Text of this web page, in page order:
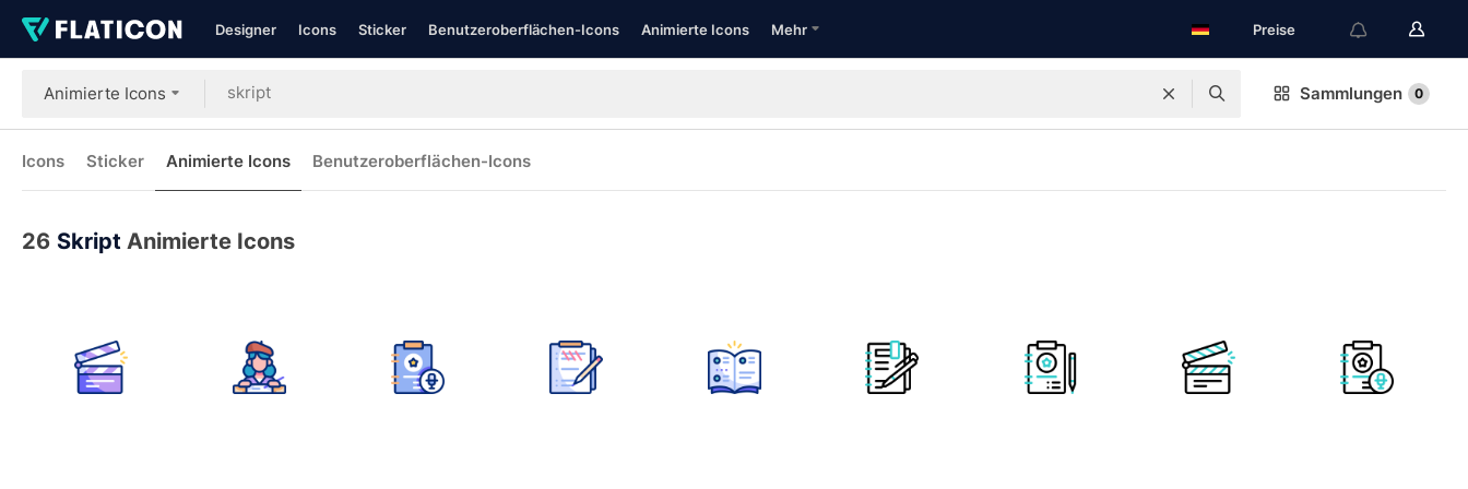
Designer Icons Sticker Benutzeroberflächen-Icons Animierte Icons Mehr Preise
Animierte Icons Sammlungen 0
Icons Sticker Animierte Icons Benutzeroberflächen-Icons
26 Skript Animierte Icons